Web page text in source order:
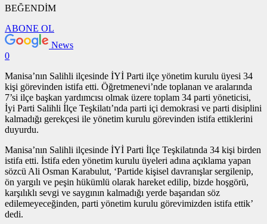
BEĞENDİM
ABONE OL
News
0
Manisa’nın Salihli ilçesinde İYİ Parti ilçe yönetim kurulu üyesi 34
kişi görevinden istifa etti. Öğretmenevi’nde toplanan ve aralarında
7’si ilçe başkan yardımcısı olmak üzere toplam 34 parti yöneticisi,
İyi Parti Salihli İlçe Teşkilatı’nda parti içi demokrasi ve parti disiplini
kalmadığı gerekçesi ile yönetim kurulu görevinden istifa ettiklerini
duyurdu.
Manisa’nın Salihli ilçesinde İYİ Parti İlçe Teşkilatında 34 kişi birden
istifa etti. İstifa eden yönetim kurulu üyeleri adına açıklama yapan
sözcü Ali Osman Karabulut, ‘Partide kişisel davranışlar sergilenip,
ön yargılı ve peşin hükümlü olarak hareket edilip, bizde hoşgörü,
karşılıklı sevgi ve saygının kalmadığı yerde başarıdan söz
edilemeyeceğinden, parti yönetim kurulu görevimizden istifa ettik’
dedi.